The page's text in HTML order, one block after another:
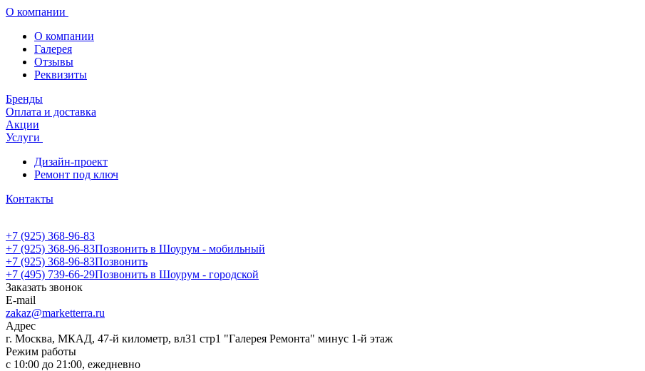
О компании
О компании
Галерея
Отзывы
Реквизиты
Бренды
Оплата и доставка
Акции
Услуги
Дизайн-проект
Ремонт под ключ
Контакты
+7 (925) 368-96-83
+7 (925) 368-96-83Позвонить в Шоурум - мобильный
+7 (925) 368-96-83Позвонить
+7 (495) 739-66-29Позвонить в Шоурум - городской
Заказать звонок
E-mail
zakaz@marketterra.ru
Адрес
г. Москва, МКАД, 47-й километр, вл31 стр1 "Галерея Ремонта" минус 1-й этаж
Режим работы
с 10:00 до 21:00, ежедневно